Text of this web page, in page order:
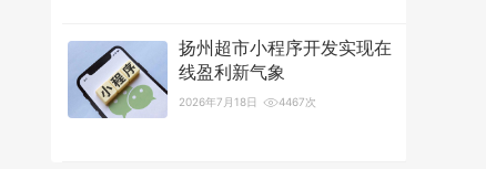
扬州超市小程序开发实现在
线盈利新气象
2026年7月18日 4467次